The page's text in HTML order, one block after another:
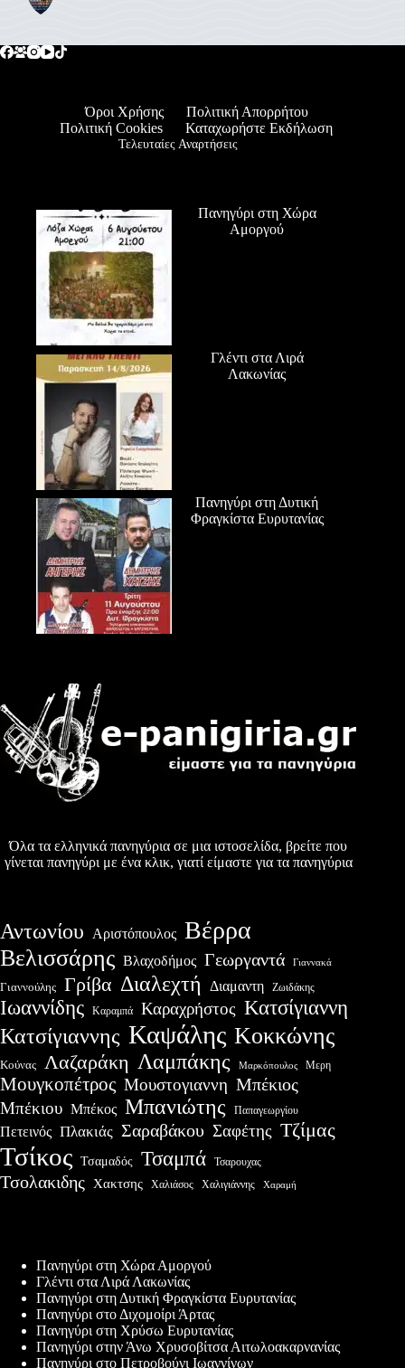
Όροι Χρήσης
Πολιτική Απορρήτου
Πολιτική Cookies
Καταχωρήστε Εκδήλωση
Τελευταίες Αναρτήσεις
Πανηγύρι στη Χώρα
Αμοργού
Γλέντι στα Λιρά
Λακωνίας
Πανηγύρι στη Δυτική
Φραγκίστα Ευρυτανίας
Όλα τα ελληνικά πανηγύρια σε μια ιστοσελίδα, βρείτε που
γίνεται πανηγύρι με ένα κλικ, γιατί είμαστε για τα πανηγύρια
Αντωνίου Αριστόπουλος Βέρρα
Βελισσάρης Βλαχοδήμος Γεωργαντά Γιαννακά
Γιαννούλης Γρίβα Διαλεχτή Διαμαντη Ζωιδάκης
Ιωαννίδης Καραμπά Καραχρήστος Κατσίγιαννη
Κατσίγιαννης Καψάλης Κοκκώνης
Κούνας Λαζαράκη Λαμπάκης Μαρκόπουλος Μερη
Μουγκοπέτρος Μουστογιαννη Μπέκιος
Μπέκιου Μπέκος Μπανιώτης Παπαγεωργίου
Πετεινός Πλακιάς Σαραβάκου Σαφέτης Τζίμας
Τσίκος Τσαμαδός Τσαμπά Τσαρουχας
Τσολακιδης Χακτσης Χαλιάσος Χαλιγιάννης Χαραμή
Πανηγύρι στη Χώρα Αμοργού
Γλέντι στα Λιρά Λακωνίας
Πανηγύρι στη Δυτική Φραγκίστα Ευρυτανίας
Πανηγύρι στο Διχομοίρι Άρτας
Πανηγύρι στη Χρύσω Ευρυτανίας
Πανηγύρι στην Άνω Χρυσοβίτσα Αιτωλοακαρνανίας
Πανηγύρι στο Πετροβούνι Ιωαννίνων